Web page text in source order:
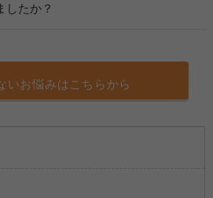
したか？
いお悩みはこちらから